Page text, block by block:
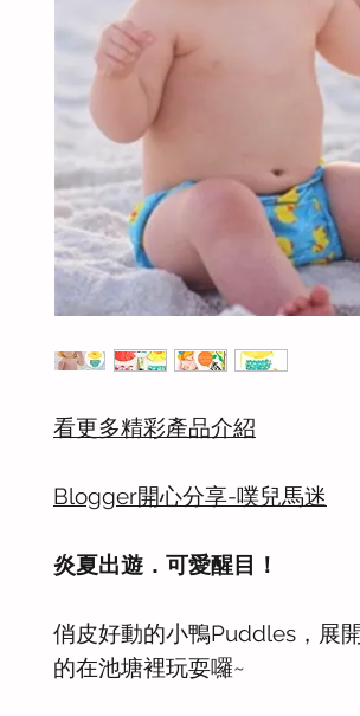
看更多精彩產品介紹
Blogger開心分享-噗兒馬迷
炎夏出遊．可愛醒目！
俏皮好動的小鴨Puddles，展
的在池塘裡玩耍囉~